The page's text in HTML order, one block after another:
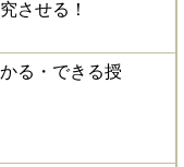
させる！
る・できる授